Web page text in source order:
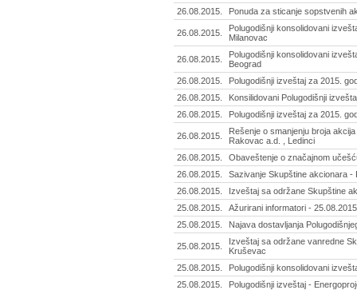
26.08.2015.
Ponuda za sticanje sopstvenih
26.08.2015.
Polugodišnji konsolidovani
Milanovac
26.08.2015.
Polugodišnji konsolidovani
Beograd
26.08.2015.
Polugodišnji izveštaj za 2015.
26.08.2015.
Konsilidovani Polugodišnji
26.08.2015.
Polugodišnji izveštaj za 2015.
26.08.2015.
Rešenje o smanjenju broja
Rakovac a.d. , Ledinci
26.08.2015.
Obaveštenje o značajnom
26.08.2015.
Sazivanje Skupštine akcionara -
26.08.2015.
Izveštaj sa održane Skupštine
25.08.2015.
Ažurirani informatori - 25.08.2015
25.08.2015.
Najava dostavljanja
25.08.2015.
Izveštaj sa održane vanredne
Kruševac
25.08.2015.
Polugodišnji konsolidovani
25.08.2015.
Polugodišnji izveštaj -